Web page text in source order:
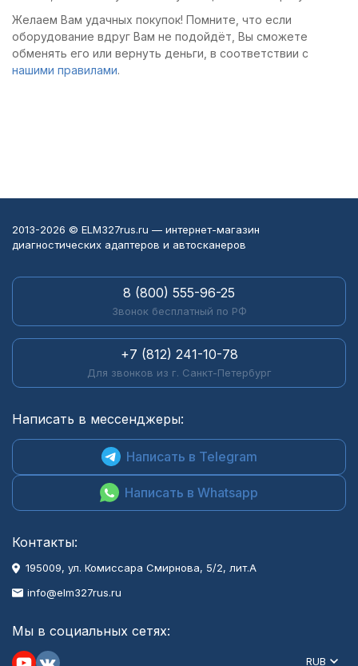
Желаем Вам удачных покупок! Помните, что если
оборудование вдруг Вам не подойдёт, Вы сможете
обменять его или вернуть деньги, в соответствии с
нашими правилами.
2013-2026 © ELM327rus.ru — интернет-магазин
диагностических адаптеров и автосканеров
8 (800) 555-96-25
Звонок бесплатный по РФ
+7 (812) 241-10-78
Для звонков из г. Санкт-Петербург
Написать в мессенджеры:
Написать в Telegram
Написать в Whatsapp
Контакты:
195009, ул. Комиссара Смирнова, 5/2, лит.А
info@elm327rus.ru
Мы в социальных сетях:
RUB